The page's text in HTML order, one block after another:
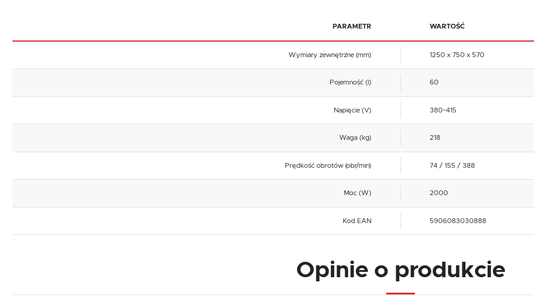
PARAMETR WARTOŚĆ
Wymiary zewnętrzne (mm) 1250 x 750 x 570
Pojemność (l) 60
Napięcie (V) 380~415
Waga (kg) 218
Prędkość obrotów (obr/min) 74 / 155 / 388
Moc (W) 2000
Kod EAN 5906083030888
Opinie o produkcie